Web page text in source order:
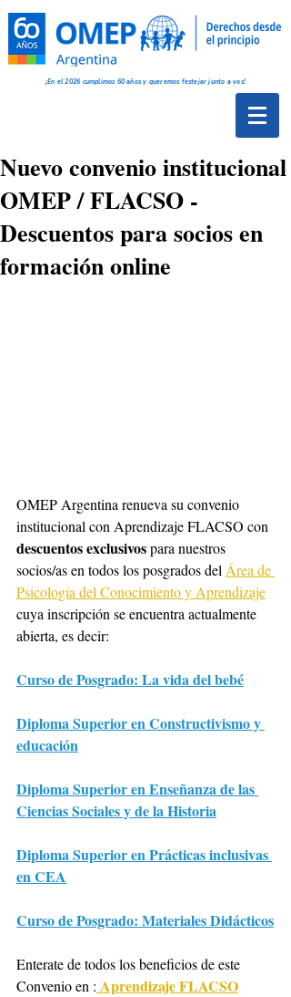
¡En el 2026 cumplimos 60 años y queremos festejar junto a vos!
Nuevo convenio institucional
OMEP / FLACSO -
Descuentos para socios en
formación online
OMEP Argentina renueva su convenio
institucional con Aprendizaje FLACSO con
descuentos exclusivos para nuestros
socios/as en todos los posgrados del Área de
Psicología del Conocimiento y Aprendizaje
cuya inscripción se encuentra actualmente
abierta, es decir:
Curso de Posgrado: La vida del bebé
Diploma Superior en Constructivismo y
educación
Diploma Superior en Enseñanza de las
Ciencias Sociales y de la Historia
Diploma Superior en Prácticas inclusivas
en CEA
Curso de Posgrado: Materiales Didácticos
Enterate de todos los beneficios de este
Convenio en : Aprendizaje FLACSO